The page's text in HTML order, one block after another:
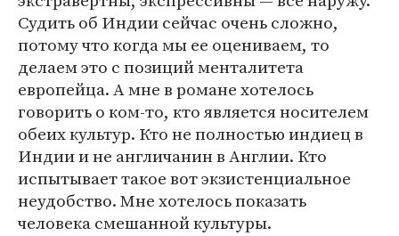
Судить об Индии сейчас очень сложно,
потому что когда мы ее оцениваем, то
делаем это с позиций менталитета
европейца. А мне в романе хотелось
говорить о ком-то, кто является носителем
обеих культур. Кто не полностью индиец в
Индии и не англичанин в Англии. Кто
испытывает такое вот экзистенциальное
неудобство. Мне хотелось показать
человека смешанной культуры.